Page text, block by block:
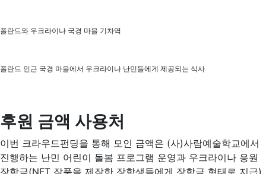
폴란드와 우크라이나 국경 마을 기차역
폴란드 인근 국경 마을에서 우크라이나 난민들에게 제공되는 식사
후원 금액 사용처
이번 크라우드펀딩을 통해 모인 금액은 (사)사람예술학교에서
진행하는 난민 어린이 돌봄 프로그램 운영과 우크라이나 응원
장학금(NFT 작품을 제작한 장학생들에게 장학금 형태로 지급)